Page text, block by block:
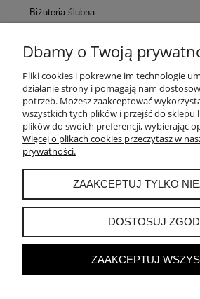
Biżuteria ślubna
KONTAKT
POMOC
MOJE KONTO
PŁATNOŚCI I
INFORMACJE
Dbamy o Twoją
Pliki cookies i pokrewne im technologie
działanie strony i pomagają nam
potrzeb. Możesz zaakceptować
wszystkich tych plików i przejść do sklepu
plików do swoich preferencji, wybierając
Więcej o plikach cookies przeczytasz w
prywatności.
ZAAKCEPTUJ TYLKO
DOSTOSUJ
ZAAKCEPTUJ